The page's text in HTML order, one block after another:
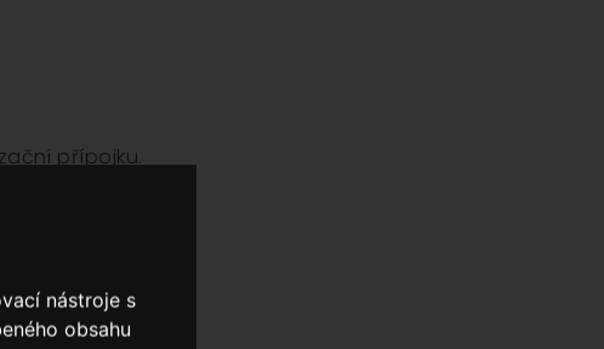
nástroje s
obsahu
přípojku.